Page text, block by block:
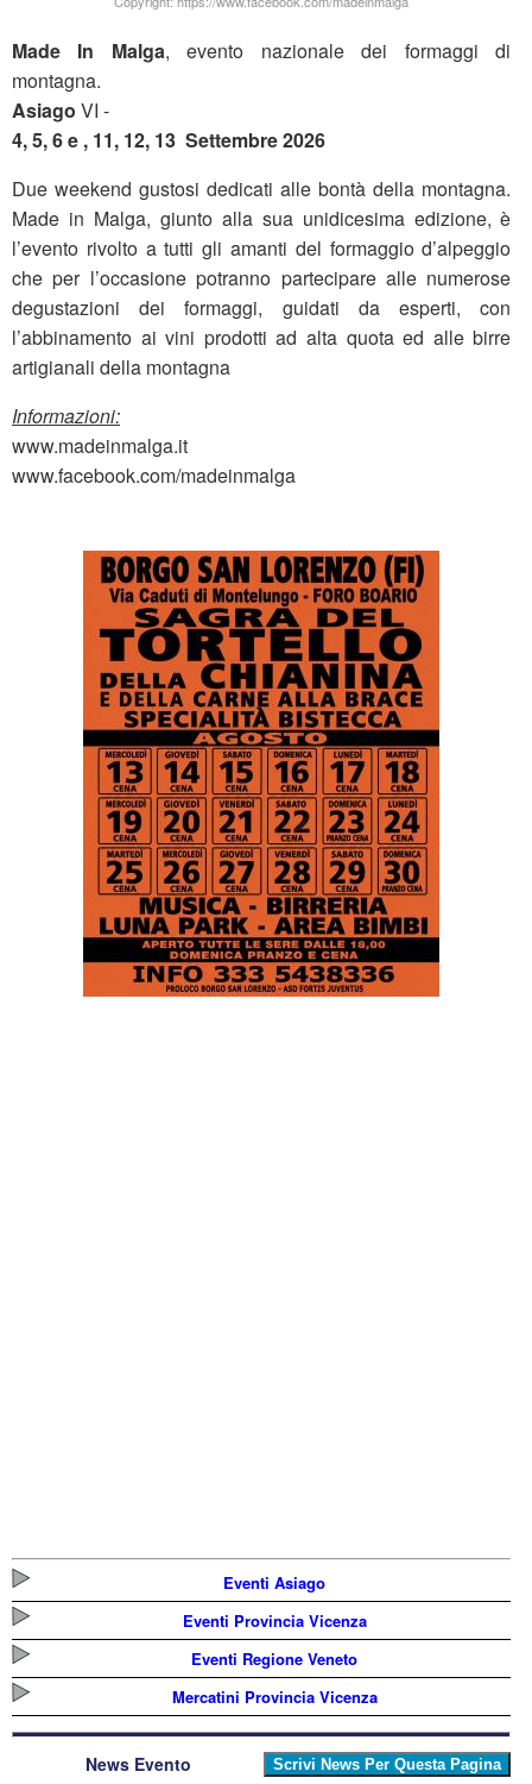
Made In Malga, evento nazionale dei formaggi di
montagna.
Asiago VI -
4, 5, 6 e , 11, 12, 13 Settembre 2026
Due weekend gustosi dedicati alle bontà della montagna.
Made in Malga, giunto alla sua unidicesima edizione, è
l’evento rivolto a tutti gli amanti del formaggio d’alpeggio
che per l’occasione potranno partecipare alle numerose
degustazioni dei formaggi, guidati da esperti, con
l’abbinamento ai vini prodotti ad alta quota ed alle birre
artigianali della montagna
Informazioni:
www.madeinmalga.it
www.facebook.com/madeinmalga
Eventi Asiago
Eventi Provincia Vicenza
Eventi Regione Veneto
Mercatini Provincia Vicenza
News Evento